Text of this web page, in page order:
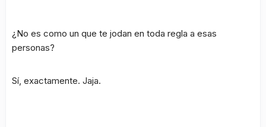
¿No es como un que te jodan en toda regla a esas
personas?
Sí, exactamente. Jaja.